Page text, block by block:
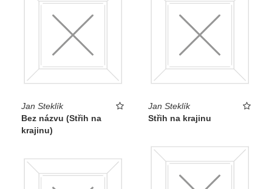
Jan Steklík
Bez názvu (Střih na
krajinu)
Jan Steklík
Střih na krajinu